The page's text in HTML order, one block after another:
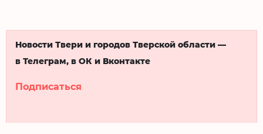
Новости Твери и городов Тверской области —
в Телеграм, в ОК и Вконтакте
Подписаться